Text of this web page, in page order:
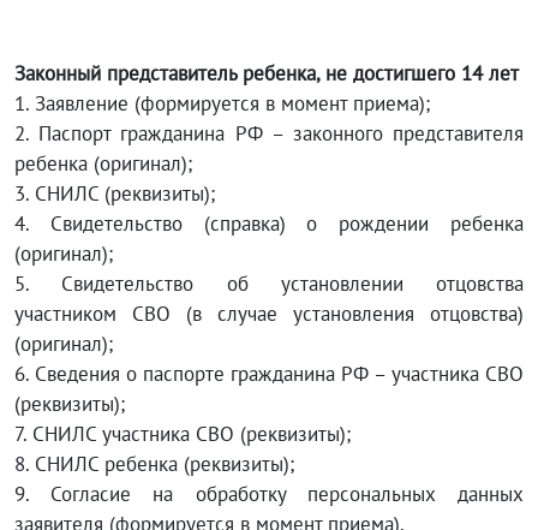
Законный представитель ребенка, не достигшего 14 лет
1. Заявление (формируется в момент приема);
2. Паспорт гражданина РФ – законного представителя
ребенка (оригинал);
3. СНИЛС (реквизиты);
4. Свидетельство (справка) о рождении ребенка
(оригинал);
5. Свидетельство об установлении отцовства
участником СВО (в случае установления отцовства)
(оригинал);
6. Сведения о паспорте гражданина РФ – участника СВО
(реквизиты);
7. СНИЛС участника СВО (реквизиты);
8. СНИЛС ребенка (реквизиты);
9. Согласие на обработку персональных данных
заявителя (формируется в момент приема).